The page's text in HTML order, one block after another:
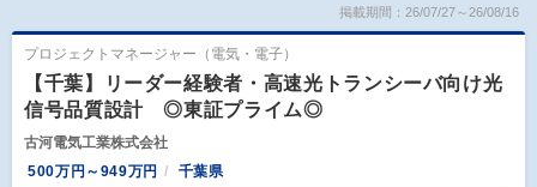
掲載期間：26/07/27～26/08/16
プロジェクトマネージャー（電気・電子）
【千葉】リーダー経験者・高速光トランシーバ向け光
信号品質設計 ◎東証プライム◎
古河電気工業株式会社
500万円～949万円
千葉県